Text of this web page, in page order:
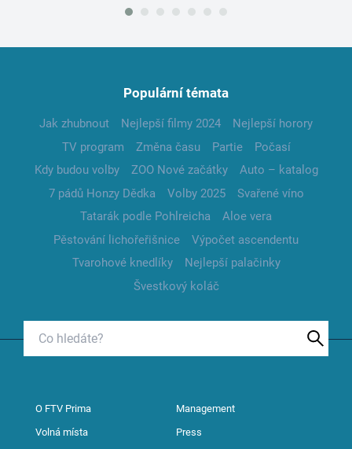
Populární témata
Jak zhubnout Nejlepší filmy 2024
Nejlepší horory
TV program
Změna času Partie
Počasí
Kdy budou volby
ZOO Nové začátky
Auto – katalog
7 pádů Honzy Dědka
Volby 2025
Svařené víno
Tatarák podle Pohlreicha
Aloe vera
Pěstování lichořeřišnice
Výpočet ascendentu
Tvarohové knedlíky
Nejlepší palačinky
Švestkový koláč
O FTV Prima Management
Volná místa Press